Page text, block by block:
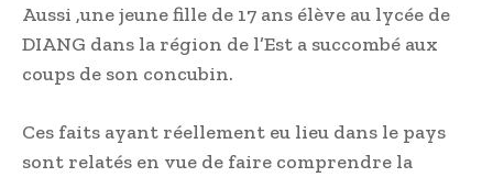
Aussi ,une jeune fille de 17 ans élève au lycée de
DIANG dans la région de l’Est a succombé aux
coups de son concubin.
Ces faits ayant réellement eu lieu dans le pays
sont relatés en vue de faire comprendre la